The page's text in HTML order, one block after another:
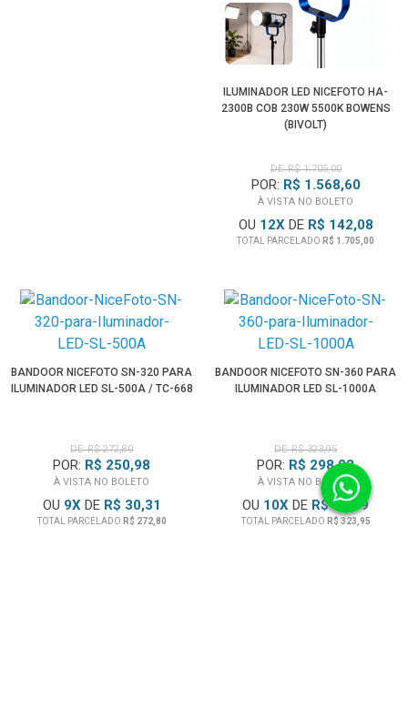
ILUMINADOR LED NICEFOTO HA-
2300B COB 230W 5500K BOWENS
(BIVOLT)
DE: R$ 1.705,00
POR: R$ 1.568,60
À VISTA NO BOLETO
OU 12XDE R$ 142,08
TOTAL PARCELADO R$ 1.705,00
BANDOOR NICEFOTO SN-320 PARA
ILUMINADOR LED SL-500A / TC-668
DE: R$ 272,80
POR: R$ 250,98
À VISTA NO BOLETO
OU 9XDE R$ 30,31
TOTAL PARCELADO R$ 272,80
BANDOOR NICEFOTO SN-360 PARA
ILUMINADOR LED SL-1000A
DE: R$ 323,95
POR: R$ 298,03
À VISTA NO BOLETO
OU 10X DE R$ 32,39
TOTAL PARCELADO R$ 323,95